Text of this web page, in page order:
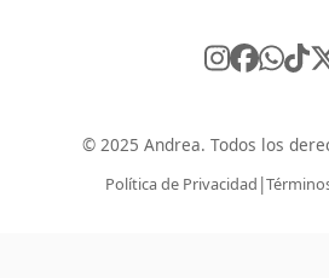
© 2025 Andrea. Todos los
Política de Privacidad |